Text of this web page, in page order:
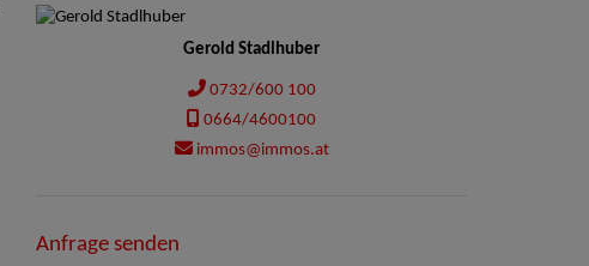
Gerold Stadlhuber
0732/600 100
0664/4600100
immos@immos.at
Anfrage senden